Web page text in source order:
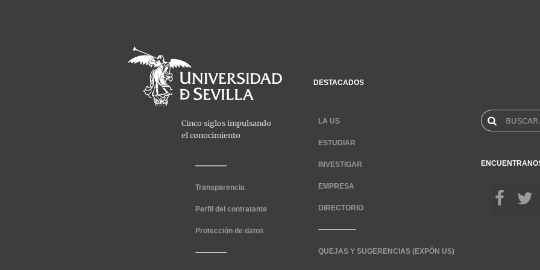
Transparencia
Perfil del contratante
Protección de datos
DESTACADOS
LA US
ESTUDIAR
INVESTIGAR
EMPRESA
DIRECTORIO
QUEJAS Y SUGERENCIAS (EXPÓN US)